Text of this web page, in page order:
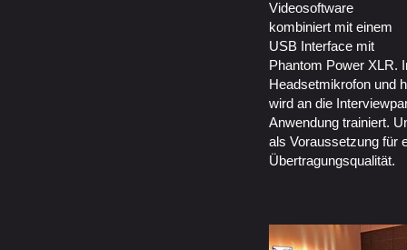
Videosoftware
kombiniert mit einem
USB Interface mit
Phantom Power XLR.
Headsetmikrofon und
wird an die
Anwendung trainiert.
als Voraussetzung für
Übertragungsqualität.